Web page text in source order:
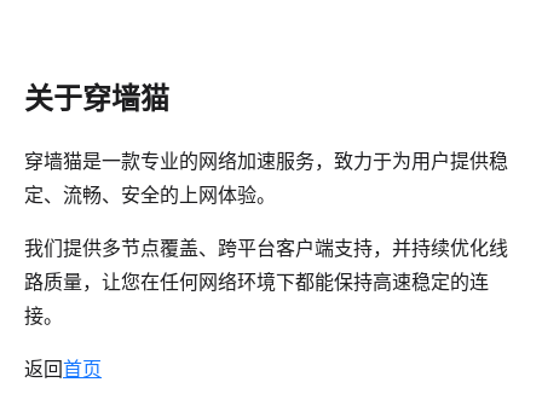
关于穿墙猫
穿墙猫是一款专业的网络加速服务，致力于为用户提供稳
定、流畅、安全的上网体验。
我们提供多节点覆盖、跨平台客户端支持，并持续优化线
路质量，让您在任何网络环境下都能保持高速稳定的连
接。
返回首页